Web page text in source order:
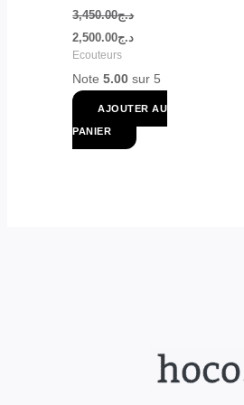
د.ج3,450.00
د.ج2,500.00
Ecouteurs
Note5.00 sur 5
AJOUTER AU
PANIER